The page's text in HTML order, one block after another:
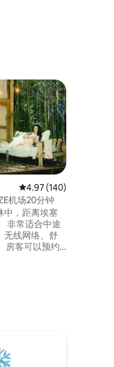
评价
平均评分 4.97 分（满
4.97 (140)
机场20分钟
中，距离埃塞
无线网络、舒